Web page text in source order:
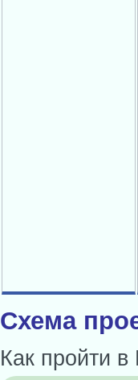
Схема
Как пройти